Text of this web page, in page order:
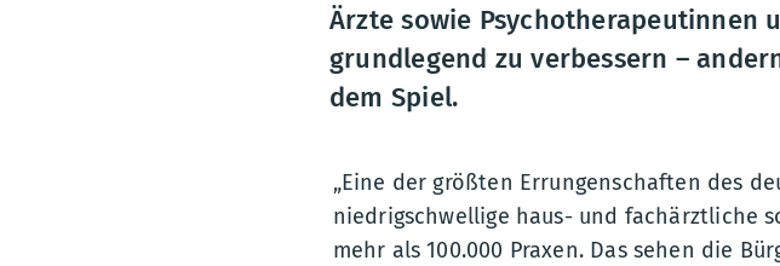
Ärzte sowie Psychotherapeutinnen
grundlegend zu verbessern –
dem Spiel.
„Eine der größten Errungenschaften des
niedrigschwellige haus- und fachärztliche
mehr als 100.000 Praxen. Das sehen die